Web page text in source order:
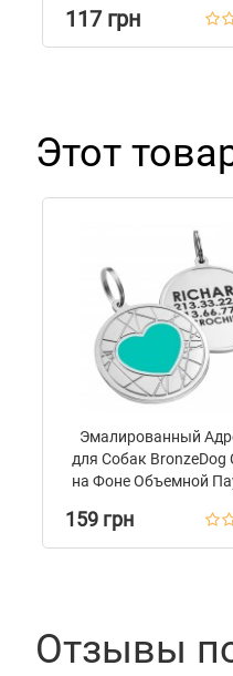
Салатовый
117 грн
Этот
Эмалированный
для Собак BronzeDog
на Фоне Объемной
159 грн
Отзывы